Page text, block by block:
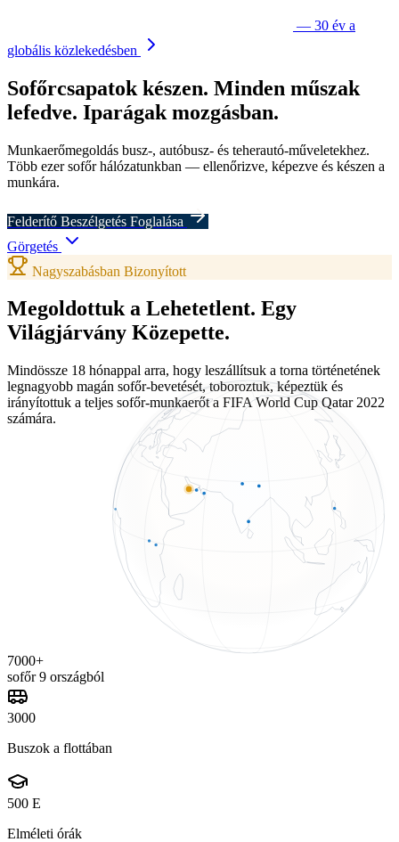
— 30 év a
globális közlekedésben
Sofőrcsapatok készen. Minden műszak
lefedve. Iparágak mozgásban.
Munkaerőmegoldás busz-, autóbusz- és teherautó-műveletekhez.
Több ezer sofőr hálózatunkban — ellenőrizve, képezve és készen a
munkára.
Felderítő Beszélgetés Foglalása
Görgetés
Nagyszabásban Bizonyított
Megoldottuk a Lehetetlent. Egy
Világjárvány Közepette.
Mindössze 18 hónappal arra, hogy leszállítsuk a torna történetének
legnagyobb magán sofőr-bevetését, toboroztuk, képeztük és
irányítottuk a teljes sofőr-munkaerőt a FIFA World Cup Qatar 2022
számára.
7000+
sofőr 9 országból
3000
Buszok a flottában
500 E
Elméleti órák